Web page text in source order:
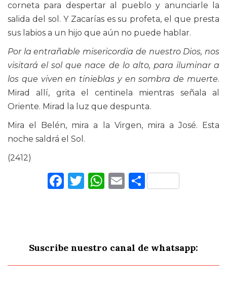
corneta para despertar al pueblo y anunciarle la
salida del sol. Y Zacarías es su profeta, el que presta
sus labios a un hijo que aún no puede hablar.
Por la entrañable misericordia de nuestro Dios, nos
visitará el sol que nace de lo alto, para iluminar a
los que viven en tinieblas y en sombra de muerte.
Mirad allí, grita el centinela mientras señala al
Oriente. Mirad la luz que despunta.
Mira el Belén, mira a la Virgen, mira a José. Esta
noche saldrá el Sol.
(2412)
Facebook
Twitter
WhatsApp
Email
Suscribe nuestro canal de whatsapp: